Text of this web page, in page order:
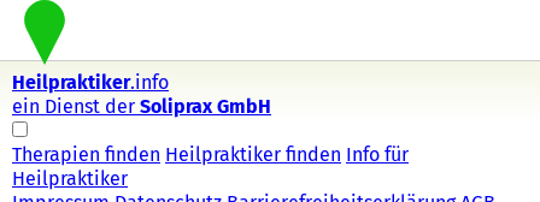
Heilpraktiker.info
ein Dienst der Soliprax GmbH
Therapien finden Heilpraktiker finden Info für
Heilpraktiker